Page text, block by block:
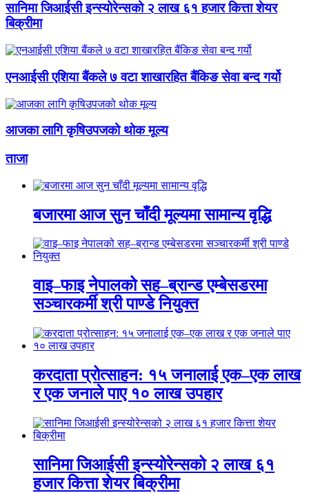
सानिमा जिआईसी इन्स्योरेन्सको २ लाख ६१ हजार कित्ता शेयर
बिक्रीमा
एनआईसी एशिया बैंकले ७ वटा शाखारहित बैंकिङ सेवा बन्द गर्यो
आजका लागि कृषिउपजको थोक मूल्य
ताजा
बजारमा आज सुन चाँदी मूल्यमा सामान्य वृद्धि
वाइ–फाइ नेपालको सह–ब्रान्ड एम्बेसडरमा
सञ्चारकर्मी श्री पाण्डे नियुक्त
करदाता प्रोत्साहन: १५ जनालाई एक–एक लाख
र एक जनाले पाए १० लाख उपहार
सानिमा जिआईसी इन्स्योरेन्सको २ लाख ६१
हजार कित्ता शेयर बिक्रीमा